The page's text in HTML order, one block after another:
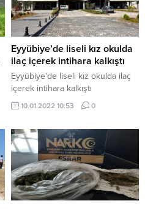
Eyyübiye’de liseli kız okulda
ilaç içerek intihara kalkıştı
Eyyübiye'de liseli kız okulda ilaç
içerek intihara kalkıştı
10.01.2022 10:53 0